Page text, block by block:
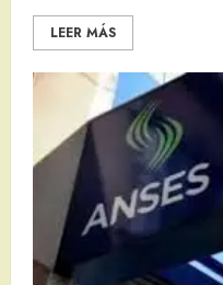
LEER MÁS